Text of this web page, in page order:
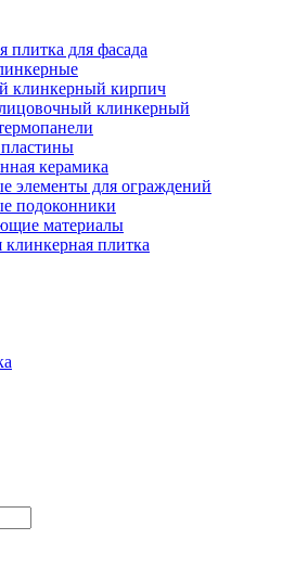
плитка для фасада
клинкерный кирпич
клинкерный
керамика
элементы для ограждений
подоконники
материалы
клинкерная плитка